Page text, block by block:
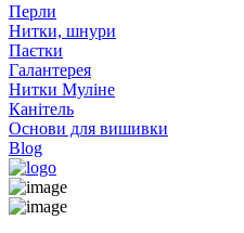
Перли
Нитки, шнури
Паєтки
Галантерея
Нитки Муліне
Канітель
Основи для вишивки
Blog